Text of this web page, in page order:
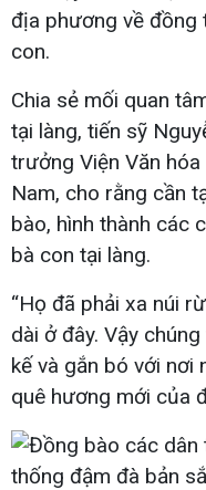
địa phương về đồng
con.
Chia sẻ mối quan
tại làng, tiến sỹ
trưởng Viện Văn
Nam, cho rằng cần
bào, hình thành các
bà con tại làng.
“Họ đã phải xa núi
dài ở đây. Vậy
kế và gắn bó với nơi
quê hương mới của